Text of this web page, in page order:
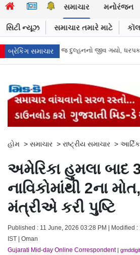
સમાચાર મનોરંજન
સિટી ન્યૂઝ સમાચાર તમારે માટે
બ્રેકિંગ સમાચાર
ધરપકડ બાદ કહ્યું “હું ઘરે જઈ શકું?” ‘હું બાબા
હોમ > સમાચાર > રાષ્ટ્રીય સમાચાર >
અમેરિકા હુમલા બાદ
નાવિકોમાંથી 2ના
મંત્રીએ કરી પુષ્ટિ
Published : 11 June, 2026 03:28 PM | Modified :
IST | Oman
Gujarati Mid-day Online Correspondent|